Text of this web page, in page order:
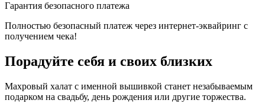
Гарантия безопасного платежа
Полностью безопасный платеж через интернет-эквайринг с
получением чека!
Порадуйте себя и своих близких
Махровый халат с именной вышивкой станет незабываемым
подарком на свадьбу, день рождения или другие торжества.